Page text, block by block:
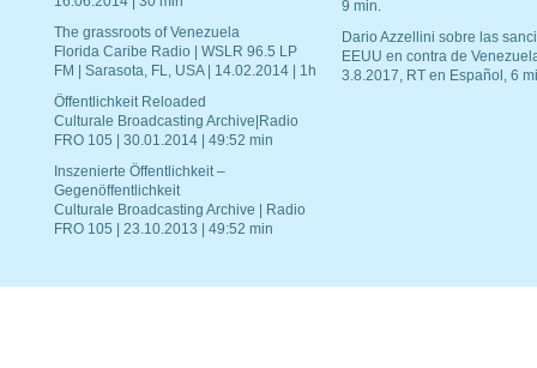
The grassroots of Venezuela
Florida Caribe Radio | WSLR 96.5 LP
FM | Sarasota, FL, USA | 14.02.2014 | 1h
Öffentlichkeit Reloaded
Culturale Broadcasting Archive|Radio
FRO 105 | 30.01.2014 | 49:52 min
Inszenierte Öffentlichkeit –
Gegenöffentlichkeit
Culturale Broadcasting Archive | Radio
FRO 105 | 23.10.2013 | 49:52 min
9 min.
Dario Azzellini sobre las
EEUU en contra de
3.8.2017, RT en Español, 6